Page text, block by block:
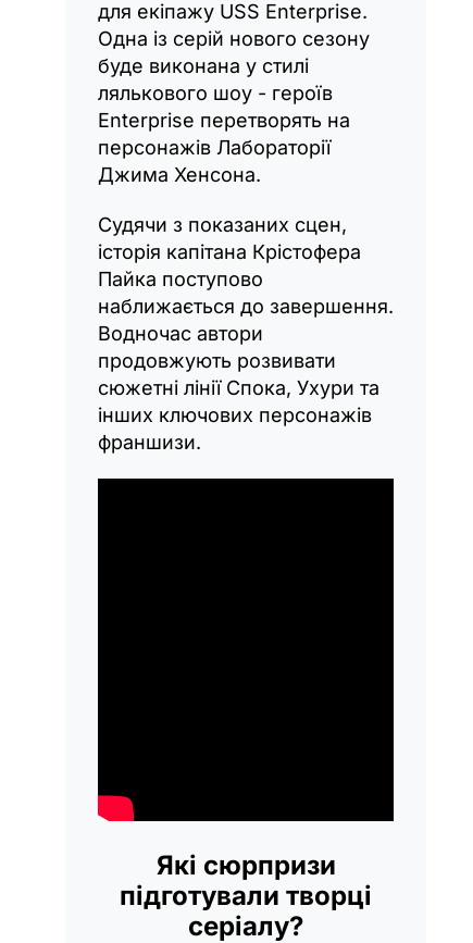
для екіпажу USS Enterprise.
Одна із серій нового сезону
буде виконана у стилі
лялькового шоу - героїв
Enterprise перетворять на
персонажів Лабораторії
Джима Хенсона.
Судячи з показаних сцен,
історія капітана Крістофера
Пайка поступово
наближається до завершення.
Водночас автори
продовжують розвивати
сюжетні лінії Спока, Ухури та
інших ключових персонажів
франшизи.
Які сюрпризи
підготували творці
серіалу?